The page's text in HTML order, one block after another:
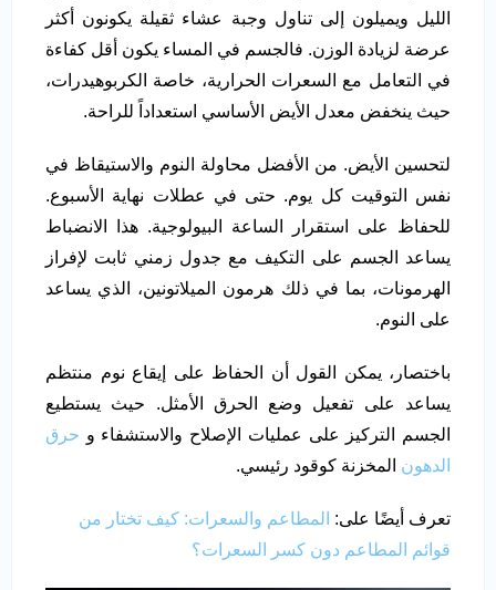
الليل ويميلون إلى تناول وجبة عشاء ثقيلة يكونون أكثر
عرضة لزيادة الوزن. فالجسم في المساء يكون أقل كفاءة
في التعامل مع السعرات الحرارية، خاصة الكربوهيدرات،
حيث ينخفض معدل الأيض الأساسي استعداداً للراحة.
لتحسين الأيض. من الأفضل محاولة النوم والاستيقاظ في
نفس التوقيت كل يوم. حتى في عطلات نهاية الأسبوع.
للحفاظ على استقرار الساعة البيولوجية. هذا الانضباط
يساعد الجسم على التكيف مع جدول زمني ثابت لإفراز
الهرمونات، بما في ذلك هرمون الميلاتونين، الذي يساعد
على النوم.
باختصار، يمكن القول أن الحفاظ على إيقاع نوم منتظم
يساعد على تفعيل وضع الحرق الأمثل. حيث يستطيع
الجسم التركيز على عمليات الإصلاح والاستشفاء و حرق
الدهون المخزنة كوقود رئيسي.
تعرف أيضًا على: المطاعم والسعرات: كيف تختار من
قوائم المطاعم دون كسر السعرات؟